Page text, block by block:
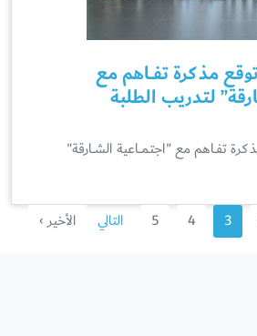
مذكرة تفــاهم مع
لتدريب الطلبة
تفــاهم مع "اجتمـــاعية الشــارقة"
3
4
5 التالي الأخير ›